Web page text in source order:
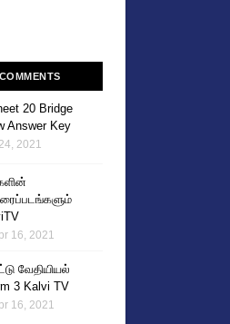
COMMENTS
20 Bridge
Answer Key
2021
16, 2021
வேதியியல்
3 Kalvi TV
16, 2021